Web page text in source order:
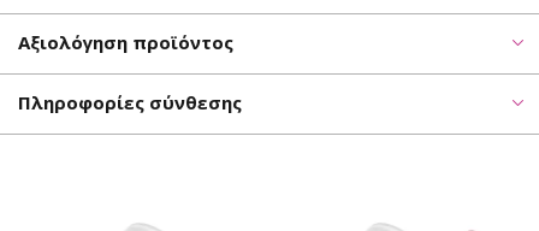
Αξιολόγηση προϊόντος
Πληροφορίες σύνθεσης